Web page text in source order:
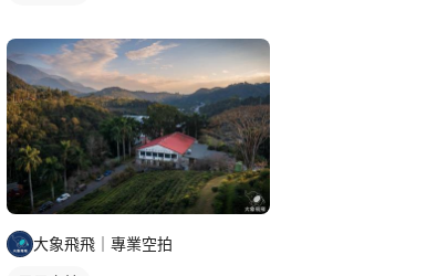
大象飛飛｜專業空拍